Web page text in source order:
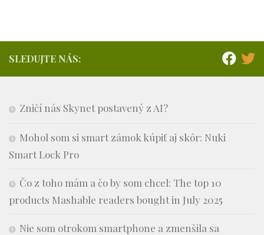
SLEDUJTE NÁS:
Zničí nás Skynet postavený z AI?
Mohol som si smart zámok kúpiť aj skôr: Nuki
Smart Lock Pro
Čo z toho mám a čo by som chcel: The top 10
products Mashable readers bought in July 2025
Nie som otrokom smartphone a zmenšila sa